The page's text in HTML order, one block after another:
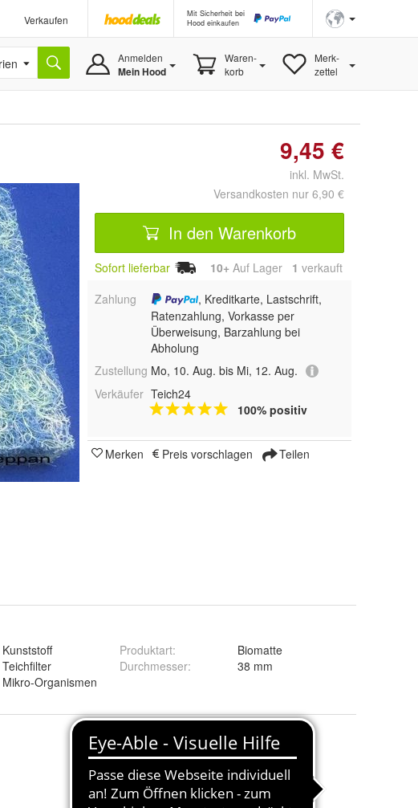
Verkaufen
Mit Sicherheit bei
Hood einkaufen
Anmelden
Mein Hood
Waren-
korb
Merk-
zettel
9,45 €
inkl. MwSt.
Versandkosten nur 6,90 €
In den Warenkorb
Sofort lieferbar 10+ Auf Lager 1 verkauft
Zahlung
, Kreditkarte, Lastschrift,
Ratenzahlung, Vorkasse per
Überweisung, Barzahlung bei
Abholung
Zustellung Mo, 10. Aug. bis Mi, 12. Aug.
Verkäufer Teich24
100% positiv
Merken Preis vorschlagen Teilen
Kunststoff
Teichfilter
Mikro-Organismen
Produktart:
Biomatte
Durchmesser: 38 mm